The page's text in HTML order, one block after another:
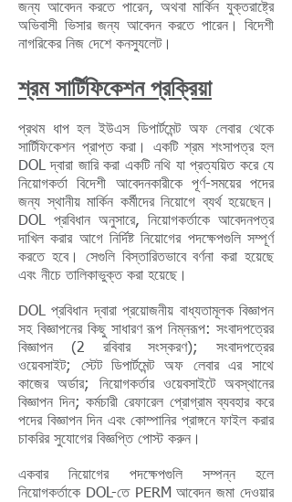
জন্য আবেদন করতে পারেন, অথবা মার্কিন যুক্তরাষ্ট্রে
অভিবাসী ভিসার জন্য আবেদন করতে পারেন। বিদেশী
নাগরিকের নিজ দেশে কনস্যুলেট।
শ্রম সার্টিফিকেশন প্রক্রিয়া
প্রথম ধাপ হল ইউএস ডিপার্টমেন্ট অফ লেবার থেকে
সার্টিফিকেশন প্রাপ্ত করা। একটি শ্রম শংসাপত্র হল
DOL দ্বারা জারি করা একটি নথি যা প্রত্যয়িত করে যে
নিয়োগকর্তা বিদেশী আবেদনকারীকে পূর্ণ-সময়ের পদের
জন্য স্থানীয় মার্কিন কর্মীদের নিয়োগে ব্যর্থ হয়েছেন।
DOL প্রবিধান অনুসারে, নিয়োগকর্তাকে আবেদনপত্র
দাখিল করার আগে নির্দিষ্ট নিয়োগের পদক্ষেপগুলি সম্পূর্ণ
করতে হবে। সেগুলি বিস্তারিতভাবে বর্ণনা করা হয়েছে
এবং নীচে তালিকাভুক্ত করা হয়েছে।
DOL প্রবিধান দ্বারা প্রয়োজনীয় বাধ্যতামূলক বিজ্ঞাপন
সহ বিজ্ঞাপনের কিছু সাধারণ রূপ নিম্নরূপ: সংবাদপত্রের
বিজ্ঞাপন (2 রবিবার সংস্করণ); সংবাদপত্রের
ওয়েবসাইট; স্টেট ডিপার্টমেন্ট অফ লেবার এর সাথে
কাজের অর্ডার; নিয়োগকর্তার ওয়েবসাইটে অবস্থানের
বিজ্ঞাপন দিন; কর্মচারী রেফারেল প্রোগ্রাম ব্যবহার করে
পদের বিজ্ঞাপন দিন এবং কোম্পানির প্রাঙ্গনে ফাইল করার
চাকরির সুযোগের বিজ্ঞপ্তি পোস্ট করুন।
একবার নিয়োগের পদক্ষেপগুলি সম্পন্ন হলে
নিয়োগকর্তাকে DOL-তে PERM আবেদন জমা দেওয়ার